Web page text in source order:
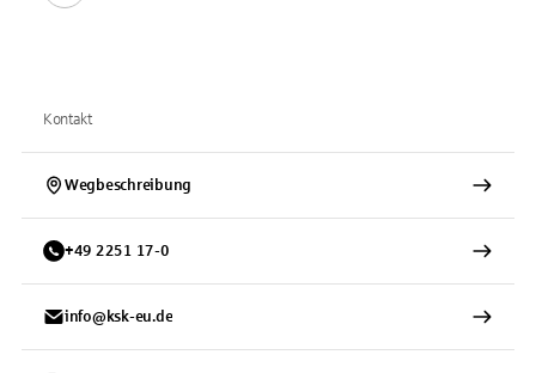
Kontakt
Wegbeschreibung
+49 2251 17-0
info@ksk-eu.de